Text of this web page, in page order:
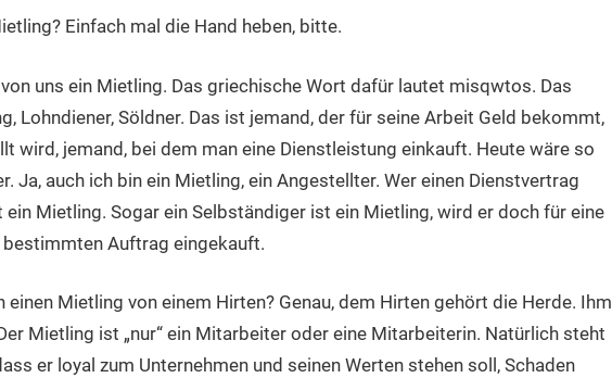
Einfach mal die Hand heben, bitte.
uns ein Mietling. Das griechische Wort dafür lautet misqwtos. Das
Lohndiener, Söldner. Das ist jemand, der für seine Arbeit Geld bekommt,
wird, jemand, bei dem man eine Dienstleistung einkauft. Heute wäre so
Ja, auch ich bin ein Mietling, ein Angestellter. Wer einen Dienstvertrag
Mietling. Sogar ein Selbständiger ist ein Mietling, wird er doch für eine
Auftrag eingekauft.
einen Mietling von einem Hirten? Genau, dem Hirten gehört die Herde. Ihm
Mietling ist „nur“ ein Mitarbeiter oder eine Mitarbeiterin. Natürlich steht
er loyal zum Unternehmen und seinen Werten stehen soll, Schaden